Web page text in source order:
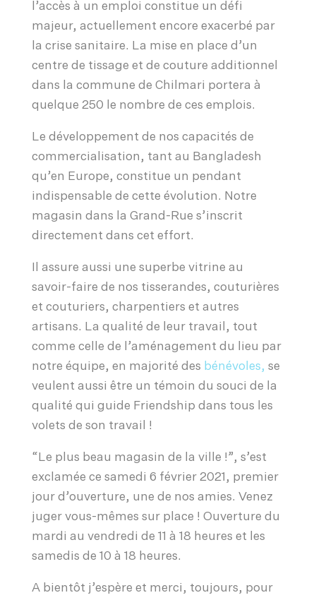
l’accès à un emploi constitue un défi
majeur, actuellement encore exacerbé par
la crise sanitaire. La mise en place d’un
centre de tissage et de couture additionnel
dans la commune de Chilmari portera à
quelque 250 le nombre de ces emplois.
Le développement de nos capacités de
commercialisation, tant au Bangladesh
qu’en Europe, constitue un pendant
indispensable de cette évolution. Notre
magasin dans la Grand-Rue s’inscrit
directement dans cet effort.
Il assure aussi une superbe vitrine au
savoir-faire de nos tisserandes, couturières
et couturiers, charpentiers et autres
artisans. La qualité de leur travail, tout
comme celle de l’aménagement du lieu par
notre équipe, en majorité des bénévoles, se
veulent aussi être un témoin du souci de la
qualité qui guide Friendship dans tous les
volets de son travail !
“Le plus beau magasin de la ville !”, s’est
exclamée ce samedi 6 février 2021, premier
jour d’ouverture, une de nos amies. Venez
juger vous-mêmes sur place ! Ouverture du
mardi au vendredi de 11 à 18 heures et les
samedis de 10 à 18 heures.
A bientôt j’espère et merci, toujours, pour